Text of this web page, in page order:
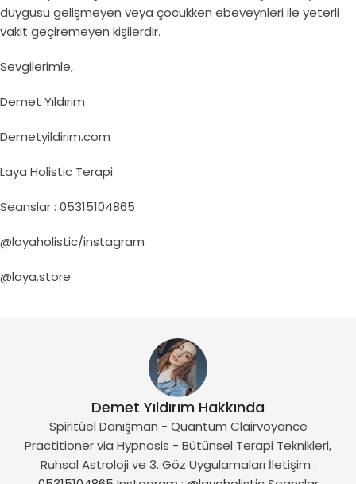
duygusu gelişmeyen veya çocukken ebeveynleri ile yeterli
vakit geçiremeyen kişilerdir.
Sevgilerimle,
Demet Yıldırım
Demetyildirim.com
Laya Holistic Terapi
Seanslar : 05315104865
@layaholistic/instagram
@laya.store
Demet Yıldırım Hakkında
Spiritüel Danışman - Quantum Clairvoyance
Practitioner via Hypnosis - Bütünsel Terapi Teknikleri,
Ruhsal Astroloji ve 3. Göz Uygulamaları İletişim :